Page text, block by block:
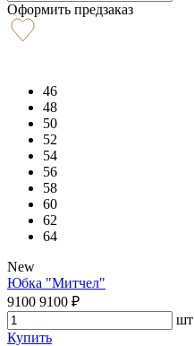
Оформить предзаказ
46
48
50
52
54
56
58
60
62
64
New
Юбка "Митчел"
9100 9100 ₽
шт
Купить